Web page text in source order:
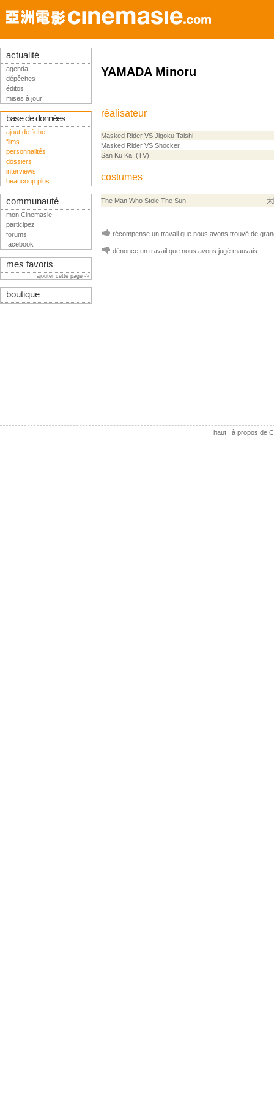
YAMADA Minoru
réalisateur
Masked Rider VS Jigoku Taishi
Masked Rider VS Shocker
San Ku Kaï (TV)
costumes
The Man Who Stole The Sun
récompense un travail que nous avons trouvé de
dénonce un travail que nous avons jugé mauvais.
actualité
agenda
dépêches
éditos
mises à jour
base de données
ajout de fiche
films
personnalités
dossiers
interviews
beaucoup plus...
communauté
mon Cinemasie
participez
forums
facebook
mes favoris
ajouter cette page ->
boutique
haut| à propos de